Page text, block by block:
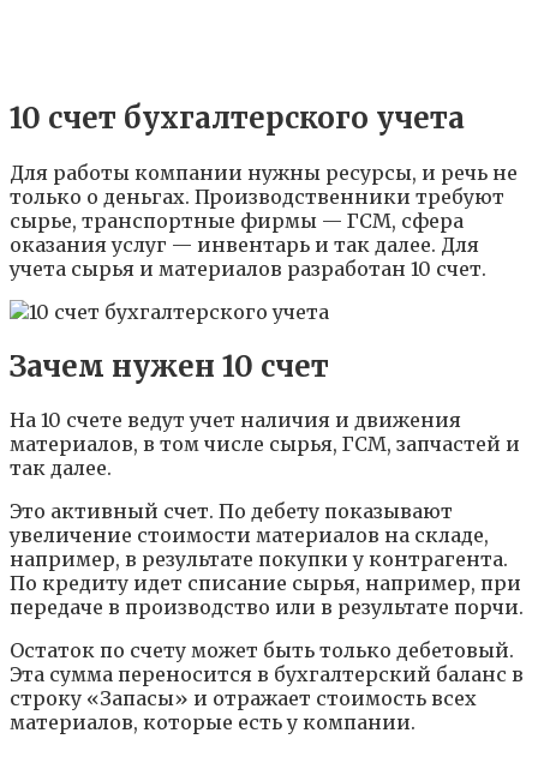
10 счет бухгалтерского учета
Для работы компании нужны ресурсы, и речь не
только о деньгах. Производственники требуют
сырье, транспортные фирмы — ГСМ, сфера
оказания услуг — инвентарь и так далее. Для
учета сырья и материалов разработан 10 счет.
Зачем нужен 10 счет
На 10 счете ведут учет наличия и движения
материалов, в том числе сырья, ГСМ, запчастей и
так далее.
Это активный счет. По дебету показывают
увеличение стоимости материалов на складе,
например, в результате покупки у контрагента.
По кредиту идет списание сырья, например, при
передаче в производство или в результате порчи.
Остаток по счету может быть только дебетовый.
Эта сумма переносится в бухгалтерский баланс в
строку «Запасы» и отражает стоимость всех
материалов, которые есть у компании.